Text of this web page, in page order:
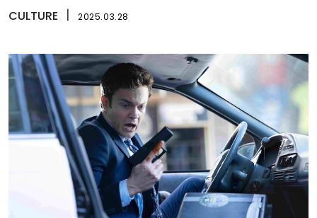
CULTURE 2025.03.28